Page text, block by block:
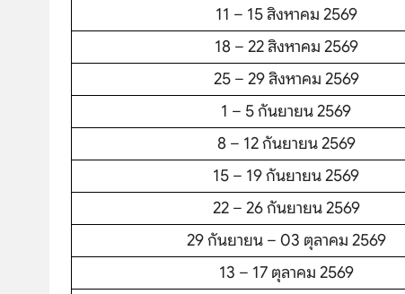
ทัวร์ต่างประเทศ
โปรไฟไหม้
จัดกรุ๊ปในประเทศ
11 – 15 สิงหาคม 2569
18 – 22 สิงหาคม 2569
25 – 29 สิงหาคม 2569
1 – 5 กันยายน 2569
8 – 12 กันยายน 2569
15 – 19 กันยายน 2569
22 – 26 กันยายน 2569
29 กันยายน – 03 ตุลาคม 2569
13 – 17 ตุลาคม 2569